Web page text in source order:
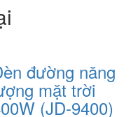
- 6300 U.( TH6)- 4G-
-4300 .( TH4)- 4G-
đường năng
mặt trời
(JD-9400)